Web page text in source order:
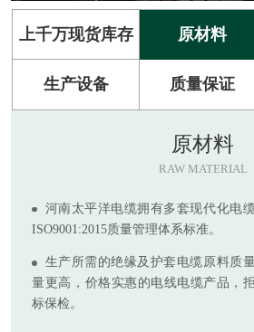
上千万现货库存 原材料
生产设备 质量保证
原材料
RAW MATERIAL
河南太平洋电缆拥有多套现代化电
ISO9001:2015质量管理体系标准。
生产所需的绝缘及护套电缆原料质
量更高，价格实惠的电线电缆产品，
标保检。